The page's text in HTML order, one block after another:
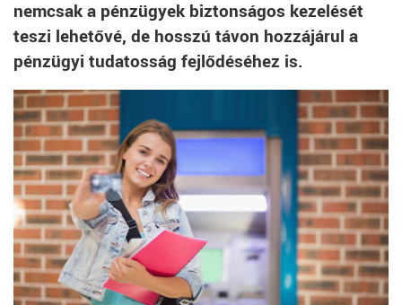
nemcsak a pénzügyek biztonságos kezelését
teszi lehetővé, de hosszú távon hozzájárul a
pénzügyi tudatosság fejlődéséhez is.